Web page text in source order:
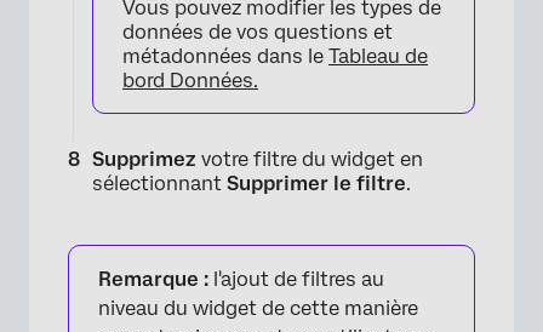
Vous pouvez modifier les types de
données de vos questions et
métadonnées dans le Tableau de
bord Données.
Supprimez votre filtre du widget en
sélectionnant Supprimer le filtre.
Remarque : l'ajout de filtres au
niveau du widget de cette manière